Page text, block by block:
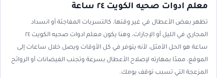
معلم ادوات صحيه الكويت ٢٤ ساعة
تظهر بعض الأعطال في غير وقتها، كالتسربات المفاجئة أو انسداد
المجاري في الليل أو الإجازات، وهنا يكون معلم ادوات صحيه الكويت ٢٤
ساعة هو الحل الأمثل، لأنه يتوفر في كل الأوقات ويصل خلال ساعات إلى
الموقع، ممدًا بمهارته لإصلاح الأعطال بسرعة وتجنب الفيضانات أو الروائح
المزعجة التي تسبب توقف يومك.